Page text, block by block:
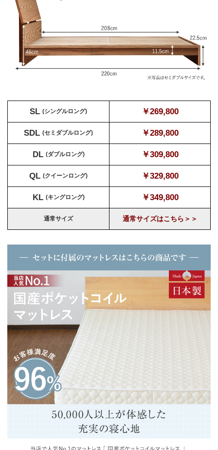
SL (シングルロング) ￥269,800
SDL (セミダブルロング) ￥289,800
DL (ダブルロング) ￥309,800
QL (クイーンロング) ￥329,800
KL (キングロング) ￥349,800
通常サイズ 通常サイズはこちら＞＞